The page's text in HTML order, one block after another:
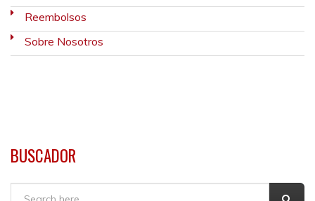
Reembolsos
Sobre Nosotros
BUSCADOR
Buscar